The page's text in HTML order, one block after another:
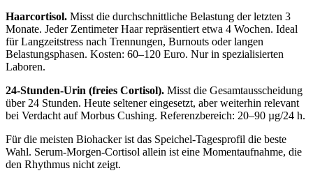
Haarcortisol. Misst die durchschnittliche Belastung der letzten 3
Monate. Jeder Zentimeter Haar repräsentiert etwa 4 Wochen. Ideal
für Langzeitstress nach Trennungen, Burnouts oder langen
Belastungsphasen. Kosten: 60–120 Euro. Nur in spezialisierten
Laboren.
24-Stunden-Urin (freies Cortisol). Misst die Gesamtausscheidung
über 24 Stunden. Heute seltener eingesetzt, aber weiterhin relevant
bei Verdacht auf Morbus Cushing. Referenzbereich: 20–90 µg/24 h.
Für die meisten Biohacker ist das Speichel-Tagesprofil die beste
Wahl. Serum-Morgen-Cortisol allein ist eine Momentaufnahme, die
den Rhythmus nicht zeigt.